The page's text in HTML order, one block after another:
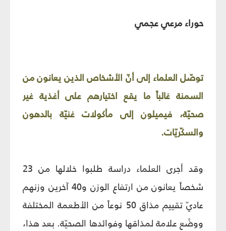
حوراء مرعي عجمي
توصّل العلماء إلى أنّ الأشخاص الذين يعانون من
السمنة غالباً ما يقع اختيارهم على أغذية غير
صحيّة، فيميلون إلى مأكولات غنيّة بالدهون
والسكّريّات.
وقد أجرى العلماء دراسة طلبوا خلالها من 23
شخصاً يعانون من ارتفاع الوزن و40 آخرين وزنهم
عاديّ تقييم مذاق 50 نوعاً من الأطعمة المختلفة
ووضْع علامة لمذاقها وفوائدها الصحيّة. بعد هذا،